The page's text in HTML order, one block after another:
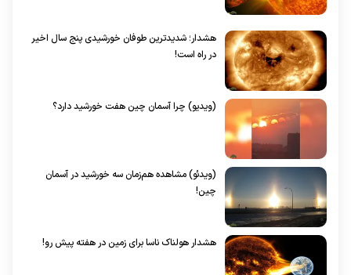
هشدار؛ شدیدترین طوفان خورشیدی پنج سال اخیر
در راه است!
(ویدیو) چرا آسمان چین هفت خورشید دارد؟
(ویدئو) مشاهده هم‌زمان سه خورشید در آسمان
چین!
هشدار هولناک ناسا برای زمین در هفته پیش رو!